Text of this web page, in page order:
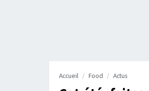
Accueil Food Actus